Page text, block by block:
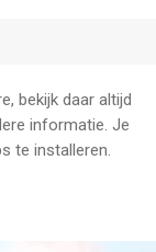
bekijk daar altijd
informatie. Je
te installeren.
van Candy